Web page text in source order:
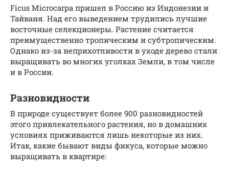
Ficus Microcarpa пришел в Россию из Индонезии и
Тайваня. Над его выведением трудились лучшие
восточные селекционеры. Растение считается
преимущественно тропическим и субтропическим.
Однако из-за неприхотливости в уходе дерево стали
выращивать во многих уголках Земли, в том числе
и в России.
Разновидности
В природе существует более 900 разновидностей
этого привлекательного растения, но в домашних
условиях приживаются лишь некоторые из них.
Итак, какие бывают виды фикуса, которые можно
выращивать в квартире: